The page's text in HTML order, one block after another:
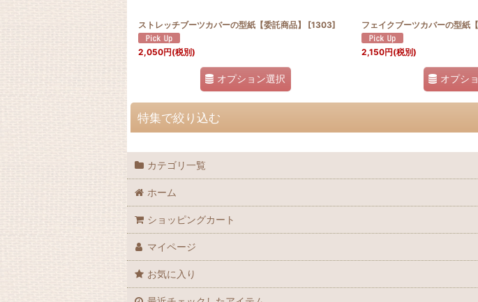
ストレッチブーツカバーの型紙【委託商品】 [1303]
2,050円(税別)
オプション選択
フェイクブーツカバーの型紙【
2,150円(税別)
オプシ
特集で絞り込む
初めての1着におすすめの型紙
型紙全件表示
カテゴリ一覧
ホーム
ショッピングカート
マイページ
お気に入り